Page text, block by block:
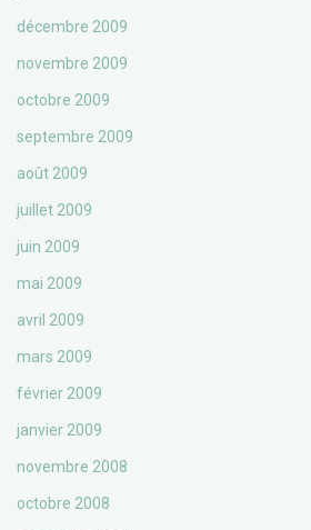
décembre 2009
novembre 2009
octobre 2009
septembre 2009
août 2009
juillet 2009
juin 2009
mai 2009
avril 2009
mars 2009
février 2009
janvier 2009
novembre 2008
octobre 2008